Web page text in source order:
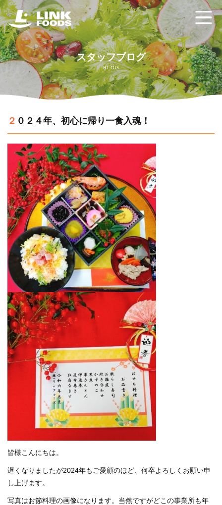
ホーム
リンクフーズの強み
給食委託サービス
配食サービス クックチル
ご利用の流れ
よくあるご質問
お問い合わせ
プライバシーポリシー
会社概要・代表あいさつ
導入事例
NEWS
スタッフブログ
スタッフブログ
BLOG
２０２４年、初心に帰り一食入魂！
皆様こんにちは。
遅くなりましたが2024年もご愛顧のほど、何卒よろしくお願い申
し上げます。
写真はお節料理の画像になります。当然ですがどこの事業所も年